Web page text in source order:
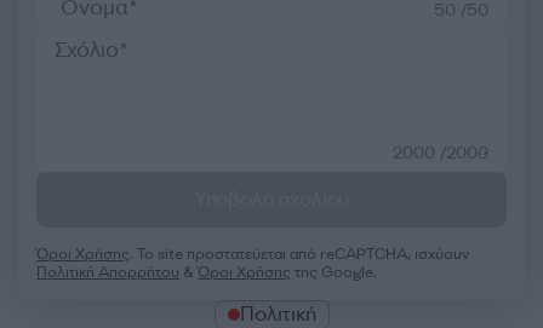
50 /50
2000 /2000
Όροι Χρήσης. Το site προστατεύεται από reCAPTCHA, ισχύουν
Πολιτική Απορρήτου &Όροι Χρήσης της Google.
Πολιτική